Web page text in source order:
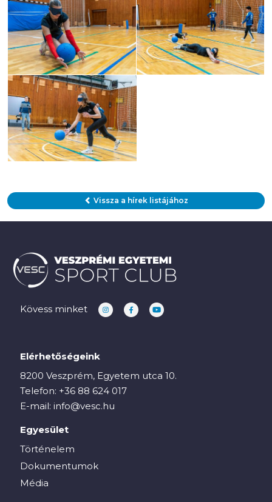
Vissza a hírek listájához
Kövess minket
Elérhetőségeink
8200 Veszprém, Egyetem utca 10.
Telefon: +36 88 624 017
E-mail: info@vesc.hu
Egyesület
Történelem
Dokumentumok
Média